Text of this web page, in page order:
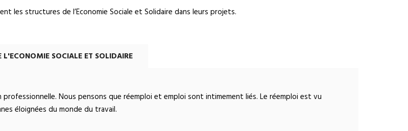
les structures de l’Economie Sociale et Solidaire dans leurs projets.
L'ECONOMIE SOCIALE ET SOLIDAIRE
professionnelle. Nous pensons que réemploi et emploi sont intimement liés. Le réemploi est vu
éloignées du monde du travail.